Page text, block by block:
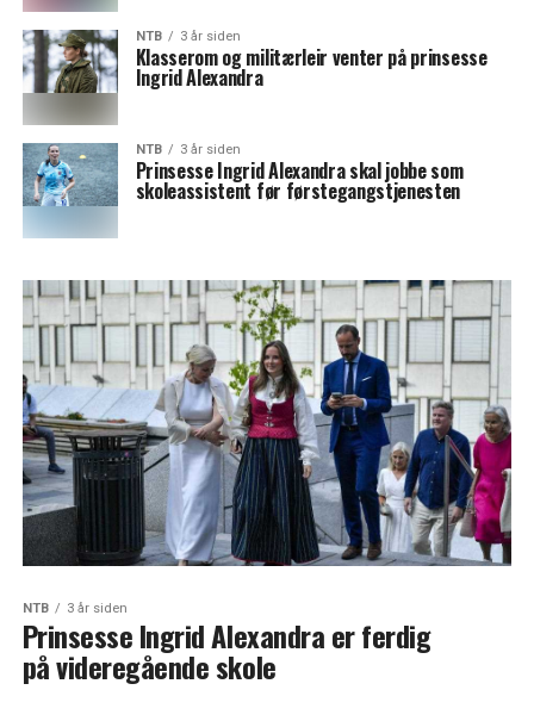
NTB 3 år siden
Klasserom og militærleir venter på prinsesse
Ingrid Alexandra
NTB 3 år siden
Prinsesse Ingrid Alexandra skal jobbe som
skoleassistent før førstegangstjenesten
NTB 3 år siden
Prinsesse Ingrid Alexandra er ferdig
på videregående skole